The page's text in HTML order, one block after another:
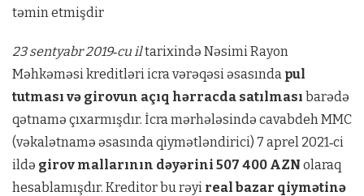
təmin etmişdir
23 sentyabr 2019‑cu iltarixində Nəsimi Rayon
Məhkəməsi kreditləri icra vərəqəsi əsasında pul
tutması və girovun açıq hərracda satılması barədə
qətnamə çıxarmışdır. İcra mərhələsində cavabdeh MMC
(vəkalətnamə əsasında qiymətləndirici) 7 aprel 2021‑ci
ildə girov mallarının dəyərini 507 400 AZN olaraq
hesablamışdır. Kreditor bu rəyi real bazar qiymətinə